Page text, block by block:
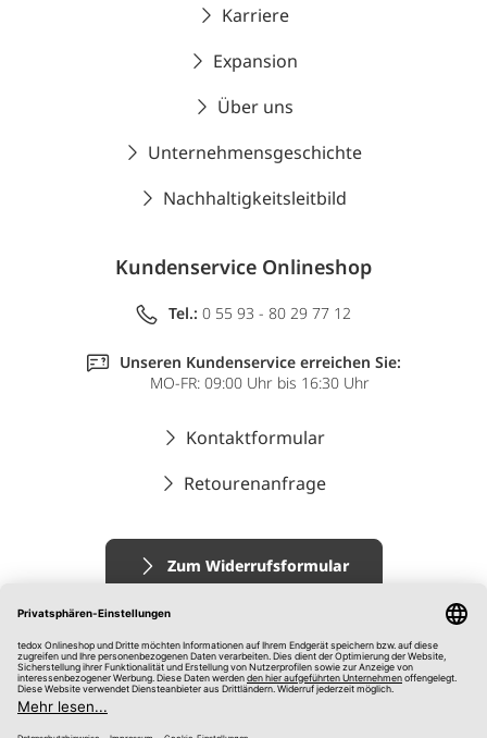
Karriere
Expansion
Über uns
Unternehmensgeschichte
Nachhaltigkeitsleitbild
Kundenservice Onlineshop
Tel.: 0 55 93 - 80 29 77 12
Unseren Kundenservice erreichen Sie:
MO-FR: 09:00 Uhr bis 16:30 Uhr
Kontaktformular
Retourenanfrage
Zum Widerrufsformular
Impressum
AGB
Datenschutz